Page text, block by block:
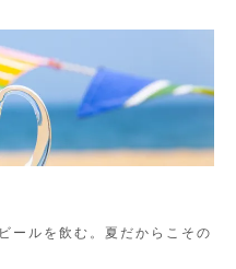
ールを飲む。夏だからこその